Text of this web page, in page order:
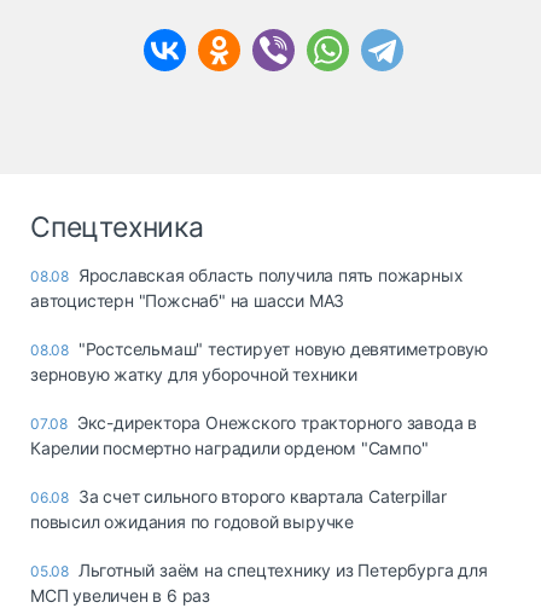
Спецтехника
08.08 Ярославская область получила пять пожарных
автоцистерн "Пожснаб" на шасси МАЗ
08.08 "Ростсельмаш" тестирует новую девятиметровую
зерновую жатку для уборочной техники
07.08 Экс-директора Онежского тракторного завода в
Карелии посмертно наградили орденом "Сампо"
06.08 За счет сильного второго квартала Caterpillar
повысил ожидания по годовой выручке
05.08 Льготный заём на спецтехнику из Петербурга для
МСП увеличен в 6 раз